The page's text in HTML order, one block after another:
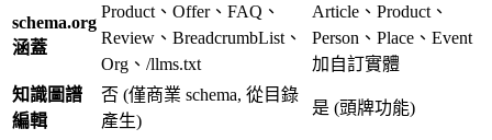
schema.org
涵蓋
Product、Offer、FAQ、
Review、BreadcrumbList、
Org、/llms.txt
Article、Product、
Person、Place、Event
加自訂實體
知識圖譜
編輯
否 (僅商業 schema, 從目錄
產生)
是 (頭牌功能)